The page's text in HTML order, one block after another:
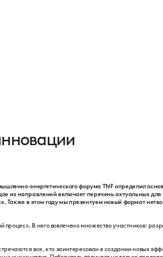
энергетического форума TNF определил
из направлений включает перечень актуальных
Также в этом году мы презентуем новый формат
В него вовлечено множество участников:
все, кто заинтересован в создании новых